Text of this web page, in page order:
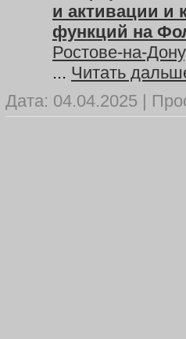
и активации и
функций на
Ростове-на-Дону
... Читать
Дата: 04.04.2025 |